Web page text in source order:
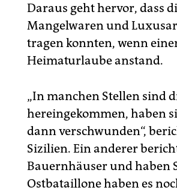
Daraus geht hervor, dass
Mangelwaren und
tragen konnten, wenn
Heimaturlaube anstand.
„In manchen Stellen sind
hereingekommen, haben
dann verschwunden“,
Sizilien. Ein anderer
Bauernhäuser und haben
Ostbataillone haben es